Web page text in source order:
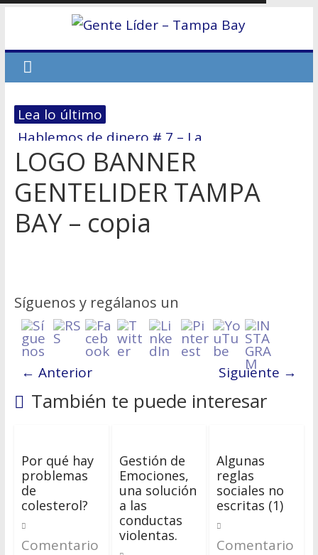
Lea lo último
En Tampa Bay, el Costo del Miedo
Hablemos de dinero # 7 – La
reestructuración financiera: El 70/30
El primer paso hacia la Independencia
No dejes que el miedo te derrote
LOGO BANNER
GENTELIDER TAMPA
BAY – copia
Síguenos y regálanos un
← Anterior Siguiente →
También te puede interesar
Por qué hay
problemas
de
colesterol?
Comentario
Gestión de
Emociones,
una solución
a las
conductas
violentas.
Algunas
reglas
sociales no
escritas (1)
Comentario